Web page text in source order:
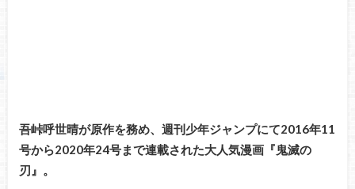
吾峠呼世晴が原作を務め、週刊少年ジャンプにて2016年11
号から2020年24号まで連載された大人気漫画『鬼滅の
刃』。